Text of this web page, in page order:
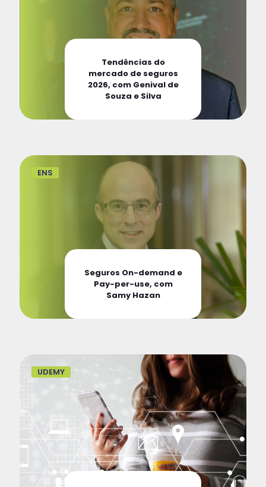
Tendências do
mercado de seguros
2026, com Genival de
Souza e Silva
ENS
Seguros On-demand e
Pay-per-use, com
Samy Hazan
UDEMY